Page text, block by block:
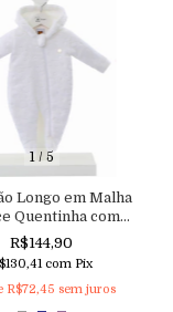
1/ 5
Longo em Malha
Quentinha com
Lúdico de Nuvem
e Estrelas
R$144,90
com Pix
R$72,45 sem juros